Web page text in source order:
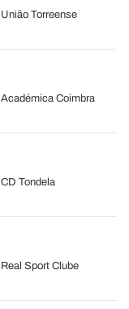
União Torreense
Académica Coimbra
CD Tondela
Real Sport Clube